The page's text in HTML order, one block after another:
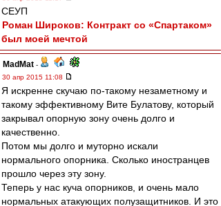
СЕУП
Роман Широков: Контракт со «Спартаком»
был моей мечтой
MadMat -
30 апр 2015 11:08
Я искренне скучаю по-такому незаметному и
такому эффективному Вите Булатову, который
закрывал опорную зону очень долго и
качественно.
Потом мы долго и муторно искали
нормального опорника. Сколько иностранцев
прошло через эту зону.
Теперь у нас куча опорников, и очень мало
нормальных атакующих полузащитников. И это